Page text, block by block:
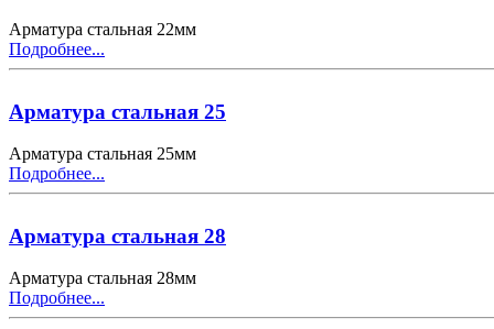
Арматура стальная 22мм
Подробнее...
Арматура стальная 25
Арматура стальная 25мм
Подробнее...
Арматура стальная 28
Арматура стальная 28мм
Подробнее...